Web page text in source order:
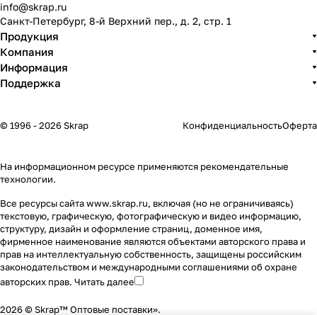
info@skrap.ru
Санкт-Петербург, 8-й Верхний пер., д. 2, стр. 1
Продукция
Компания
Информация
Поддержка
© 1996 - 2026 Skrap КонфиденциальностьОферта
На информационном ресурсе применяются рекомендательные
технологии.
Все ресурсы сайта www.skrap.ru, включая (но не ограничиваясь)
текстовую, графическую, фотографическую и видео информацию,
структуру, дизайн и оформление страниц, доменное имя,
фирменное наименование являются объектами авторского права и
прав на интеллектуальную собственность, защищены российским
законодательством и международными соглашениями об охране
авторских прав. Читать далее
2026 © Skrap™ Оптовые поставки».